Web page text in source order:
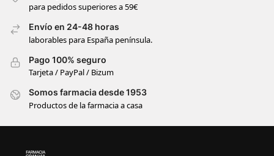
para pedidos superiores a 59€
Envío en 24-48 horas
laborables para España península.
Pago 100% seguro
Tarjeta / PayPal / Bizum
Somos farmacia desde 1953
Productos de la farmacia a casa